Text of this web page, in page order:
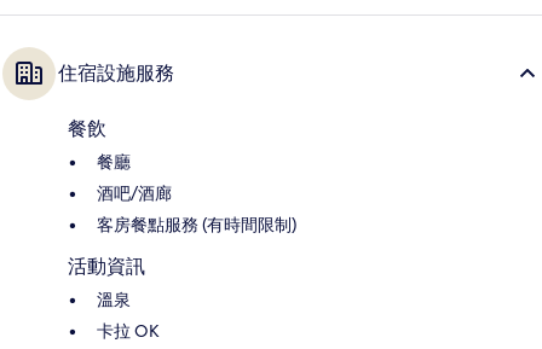
住宿設施服務
餐飲
餐廳
酒吧/酒廊
客房餐點服務 (有時間限制)
活動資訊
溫泉
卡拉 OK